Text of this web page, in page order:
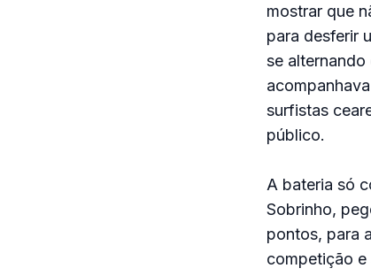
mostrar que
para desferir
se
surfistas
público.
A bateria só
Sobrinho,
pontos, para
competição e